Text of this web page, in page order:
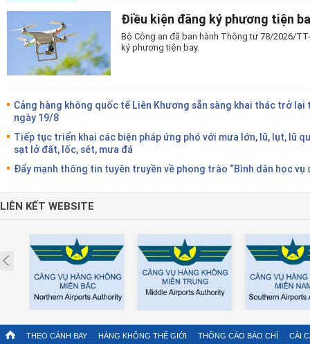
Điều kiện đăng ký phương tiện
Bộ Công an đã ban hành Thông tư 78/2026/
ký phương tiện bay.
Cảng hàng không quốc tế Liên Khương sẵn sàng khai thác trở lại
ngày 19/8
Tiếp tục triển khai các biện pháp ứng phó với mưa lớn, lũ, lụt, lũ
sạt lở đất, lốc, sét, mưa đá
Đẩy mạnh thông tin tuyên truyền về phong trào “Bình dân học vụ
LIÊN KẾT WEBSITE
Prev
THEO CÁNH BAY HÀNG KHÔNG THẾ GIỚI THÔNG CÁO BÁO CHÍ CẢI